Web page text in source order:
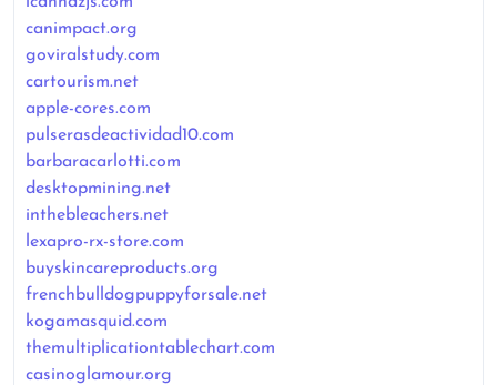
canimpact.org
goviralstudy.com
cartourism.net
apple-cores.com
pulserasdeactividad10.com
barbaracarlotti.com
desktopmining.net
inthebleachers.net
lexapro-rx-store.com
buyskincareproducts.org
frenchbulldogpuppyforsale.net
kogamasquid.com
themultiplicationtablechart.com
casinoglamour.org